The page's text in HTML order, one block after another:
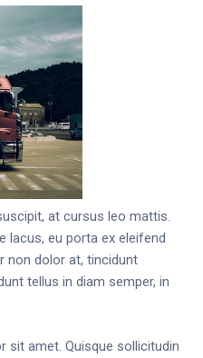
at cursus leo mattis.
lacus, eu porta ex eleifend
non dolor at, tincidunt
tellus in diam semper, in
sit amet. Quisque sollicitudin